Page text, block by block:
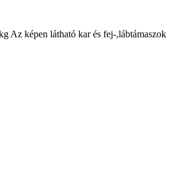
Az képen látható kar és fej-,lábtámaszok